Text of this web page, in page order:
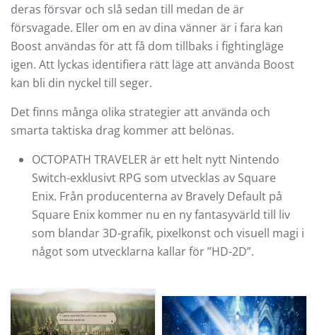
deras försvar och slå sedan till medan de är
försvagade. Eller om en av dina vänner är i fara kan
Boost användas för att få dom tillbaks i fightingläge
igen. Att lyckas identifiera rätt läge att använda Boost
kan bli din nyckel till seger.
Det finns många olika strategier att använda och
smarta taktiska drag kommer att belönas.
OCTOPATH TRAVELER är ett helt nytt Nintendo
Switch-exklusivt RPG som utvecklas av Square
Enix. Från producenterna av Bravely Default på
Square Enix kommer nu en ny fantasyvärld till liv
som blandar 3D-grafik, pixelkonst och visuell magi i
något som utvecklarna kallar för ”HD-2D”.